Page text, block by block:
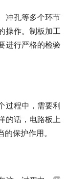
冲孔等多个环节
操作。制板加工
进行严格的检验
过程中，需要利
的话，电路板上
保护作用。